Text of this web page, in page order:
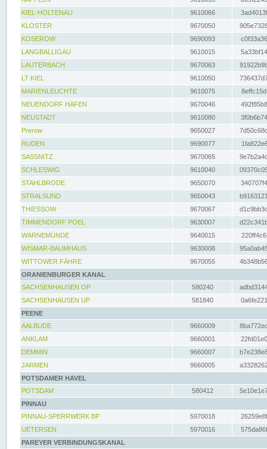
KIEL-HOLTENAU
9610066
KLOSTER
9670050
KOSEROW
9690093
LANGBALLIGAU
9610015
LAUTERBACH
9670063
LT KIEL
9610050
MARIENLEUCHTE
9610075
NEUENDORF HAFEN
9670046
NEUSTADT
9610080
Prerow
9650027
RUDEN
9690077
SASSNITZ
9670065
SCHLESWIG
9610040
STAHLBRODE
9650070
STRALSUND
9650043
THIESSOW
9670067
TIMMENDORF POEL
9630007
WARNEMÜNDE
9640015
WISMAR-BAUMHAUS
9630008
WITTOWER FÄHRE
9670055
ORANIENBURGER KANAL
SACHSENHAUSEN OP
580240
SACHSENHAUSEN UP
581840
PEENE
AALBUDE
9660009
ANKLAM
9660001
DEMMIN
9660007
JARMEN
9660005
POTSDAMER HAVEL
POTSDAM
580412
PINNAU
PINNAU-SPERRWERK BP
5970018
UETERSEN
5970016
PAREYER VERBINDUNGSKANAL